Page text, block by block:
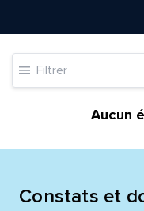
Filtrer
Aucun
Constats et
Adresse e-mail*